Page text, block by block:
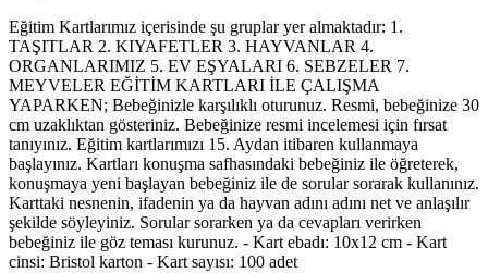
Eğitim Kartlarımız içerisinde şu gruplar yer almaktadır: 1.
TAŞITLAR 2. KIYAFETLER 3. HAYVANLAR 4.
ORGANLARIMIZ 5. EV EŞYALARI 6. SEBZELER 7.
MEYVELER EĞİTİM KARTLARI İLE ÇALIŞMA
YAPARKEN; Bebeğinizle karşılıklı oturunuz. Resmi, bebeğinize 30
cm uzaklıktan gösteriniz. Bebeğinize resmi incelemesi için fırsat
tanıyınız. Eğitim kartlarımızı 15. Aydan itibaren kullanmaya
başlayınız. Kartları konuşma safhasındaki bebeğiniz ile öğreterek,
konuşmaya yeni başlayan bebeğiniz ile de sorular sorarak kullanınız.
Karttaki nesnenin, ifadenin ya da hayvan adını adını net ve anlaşılır
şekilde söyleyiniz. Sorular sorarken ya da cevapları verirken
bebeğiniz ile göz teması kurunuz. - Kart ebadı: 10x12 cm - Kart
cinsi: Bristol karton - Kart sayısı: 100 adet